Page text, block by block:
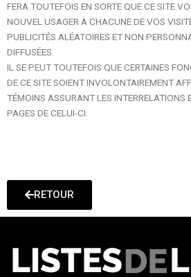
FERA TOUTEFOIS EN SORTE QUE CE SITE
NOUVEL USAGER À CHACUNE DE VOS
PUBLICITÉS ALÉATOIRES ET NON
DIFFUSÉES.
IL SE PEUT TOUTEFOIS QUE CERTAINES
DE CE SITE SOIENT INVOLONTAIREMENT
TÉMOINS ASSURANT LES INTERRELATIONS
PAGES DE CELUI-CI.
RETOUR